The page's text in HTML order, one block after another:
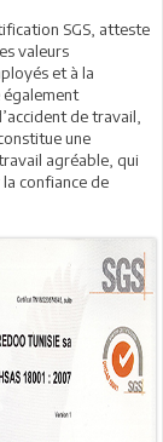
SGS, atteste
valeurs
et à la
également
de travail,
une
agréable, qui
confiance de